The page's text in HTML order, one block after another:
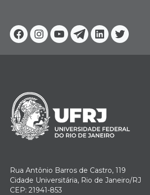
Facebook
Instagram
YoutubeTelegram
Linkedin
Twitter
Rua Antônio Barros de Castro, 119
Cidade Universitária, Rio de Janeiro/RJ
CEP: 21941-853